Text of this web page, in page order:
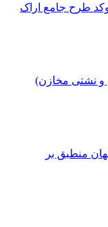
مخازن)
1395 اصفهان منطبق بر